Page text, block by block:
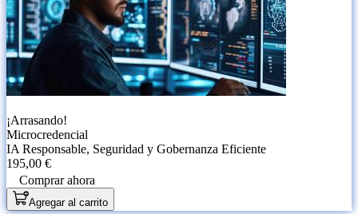
¡Arrasando!
Microcredencial
IA Responsable, Seguridad y Gobernanza Eficiente
195,00 €
Comprar ahora
Agregar al carrito